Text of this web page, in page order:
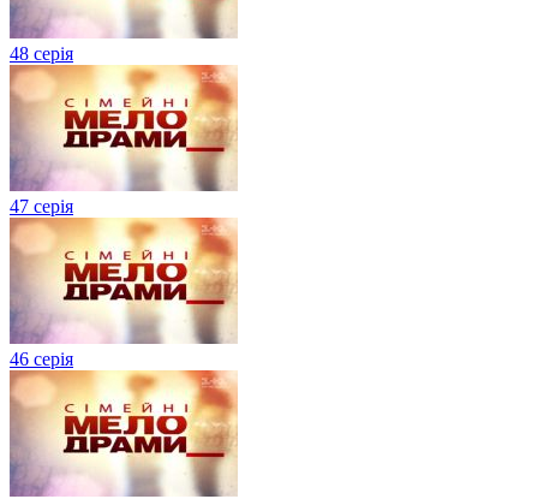
48 серія
47 серія
46 серія